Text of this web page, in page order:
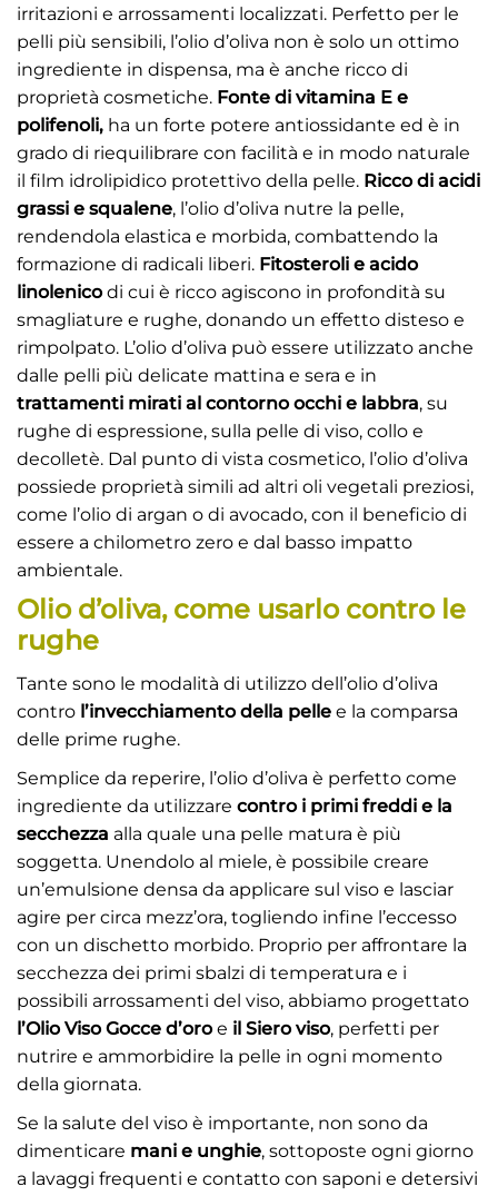
irritazioni e arrossamenti localizzati. Perfetto per le
pelli più sensibili, l’olio d’oliva non è solo un ottimo
ingrediente in dispensa, ma è anche ricco di
proprietà cosmetiche. Fonte di vitamina E e
polifenoli, ha un forte potere antiossidante ed è in
grado di riequilibrare con facilità e in modo naturale
il film idrolipidico protettivo della pelle. Ricco di acidi
grassi e squalene, l’olio d’oliva nutre la pelle,
rendendola elastica e morbida, combattendo la
formazione di radicali liberi. Fitosteroli e acido
linolenicodi cui è ricco agiscono in profondità su
smagliature e rughe, donando un effetto disteso e
rimpolpato. L’olio d’oliva può essere utilizzato anche
dalle pelli più delicate mattina e sera e in
trattamenti mirati al contorno occhi e labbra, su
rughe di espressione, sulla pelle di viso, collo e
decolletè. Dal punto di vista cosmetico, l’olio d’oliva
possiede proprietà simili ad altri oli vegetali preziosi,
come l’olio di argan o di avocado, con il beneficio di
essere a chilometro zero e dal basso impatto
ambientale.
Olio d’oliva, come usarlo contro le
rughe
Tante sono le modalità di utilizzo dell’olio d’oliva
contro l’invecchiamento della pelle e la comparsa
delle prime rughe.
Semplice da reperire, l’olio d’oliva è perfetto come
ingrediente da utilizzare contro i primi freddi e la
secchezza alla quale una pelle matura è più
soggetta. Unendolo al miele, è possibile creare
un’emulsione densa da applicare sul viso e lasciar
agire per circa mezz’ora, togliendo infine l’eccesso
con un dischetto morbido. Proprio per affrontare la
secchezza dei primi sbalzi di temperatura e i
possibili arrossamenti del viso, abbiamo progettato
l’Olio Viso Gocce d’oroe il Siero viso, perfetti per
nutrire e ammorbidire la pelle in ogni momento
della giornata.
Se la salute del viso è importante, non sono da
dimenticare mani e unghie, sottoposte ogni giorno
a lavaggi frequenti e contatto con saponi e detersivi